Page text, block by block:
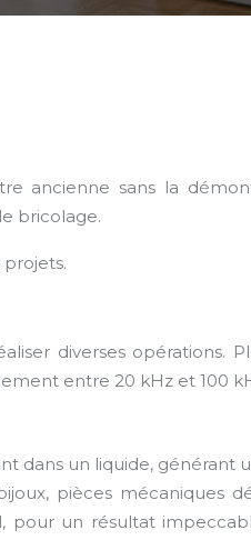
ancienne sans la
bricolage.
diverses opérations.
entre 20 kHz et 100
dans un liquide, générant
pièces mécaniques
un résultat